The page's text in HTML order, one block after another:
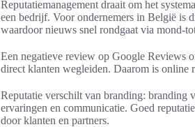
Reputatiemanagement draait om het
een bedrijf. Voor ondernemers in België is
waardoor nieuws snel rondgaat via mond-
Een negatieve review op Google Reviews
direct klanten wegleiden. Daarom is online
Reputatie verschilt van branding: branding
ervaringen en communicatie. Goed
door klanten en partners.